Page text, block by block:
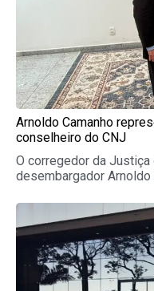
Arnoldo Camanho
conselheiro do CNJ
O corregedor da
desembargador Arnoldo